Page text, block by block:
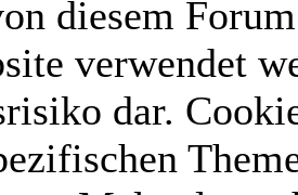
diesem
verwendet
dar.